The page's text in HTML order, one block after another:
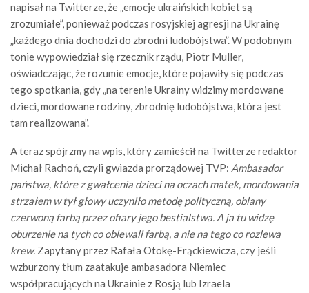
napisał na Twitterze, że „emocje ukraińskich kobiet są
zrozumiałe”, ponieważ podczas rosyjskiej agresji na Ukrainę
„każdego dnia dochodzi do zbrodni ludobójstwa”. W podobnym
tonie wypowiedział się rzecznik rządu, Piotr Muller,
oświadczając, że rozumie emocje, które pojawiły się podczas
tego spotkania, gdy „na terenie Ukrainy widzimy mordowane
dzieci, mordowane rodziny, zbrodnię ludobójstwa, która jest
tam realizowana”.
A teraz spójrzmy na wpis, który zamieścił na Twitterze redaktor
Michał Rachoń, czyli gwiazda prorządowej TVP: Ambasador
państwa, które z gwałcenia dzieci na oczach matek, mordowania
strzałem w tył głowy uczyniło metodę polityczną, oblany
czerwoną farbą przez ofiary jego bestialstwa. A ja tu widzę
oburzenie na tych co oblewali farbą, a nie na tego co rozlewa
krew. Zapytany przez Rafała Otokę-Frąckiewicza, czy jeśli
wzburzony tłum zaatakuje ambasadora Niemiec
współpracujących na Ukrainie z Rosją lub Izraela